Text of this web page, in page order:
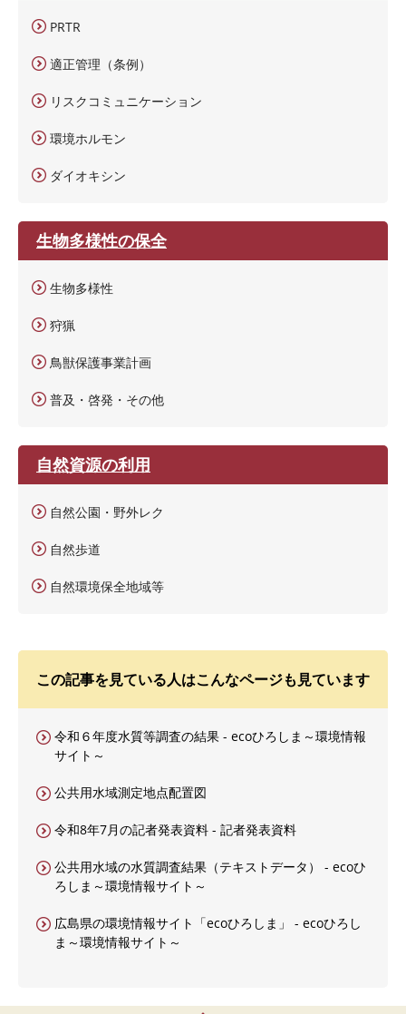
PRTR
適正管理（条例）
リスクコミュニケーション
環境ホルモン
ダイオキシン
生物多様性の保全
生物多様性
狩猟
鳥獣保護事業計画
普及・啓発・その他
自然資源の利用
自然公園・野外レク
自然歩道
自然環境保全地域等
この記事を見ている人はこんなページも見ています
令和６年度水質等調査の結果 - ecoひろしま～環境情報
サイト～
公共用水域測定地点配置図
令和8年7月の記者発表資料 - 記者発表資料
公共用水域の水質調査結果（テキストデータ） - ecoひ
ろしま～環境情報サイト～
広島県の環境情報サイト「ecoひろしま」 - ecoひろし
ま～環境情報サイト～